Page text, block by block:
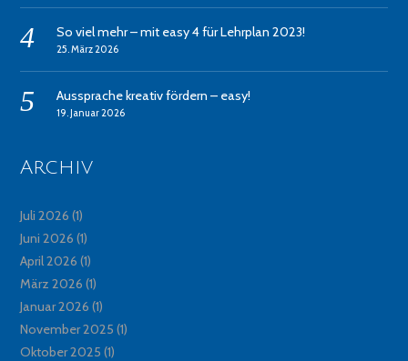
So viel mehr – mit easy 4 für Lehrplan 2023!
25. März 2026
Aussprache kreativ fördern – easy!
19. Januar 2026
Archiv
Juli 2026 (1)
Juni 2026 (1)
April 2026 (1)
März 2026 (1)
Januar 2026 (1)
November 2025 (1)
Oktober 2025 (1)